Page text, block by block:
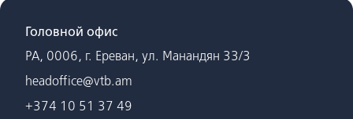
Головной офис
РА, 0006, г. Ереван, ул. Манандян 33/3
headoffice@vtb.am
+374 10 51 37 49